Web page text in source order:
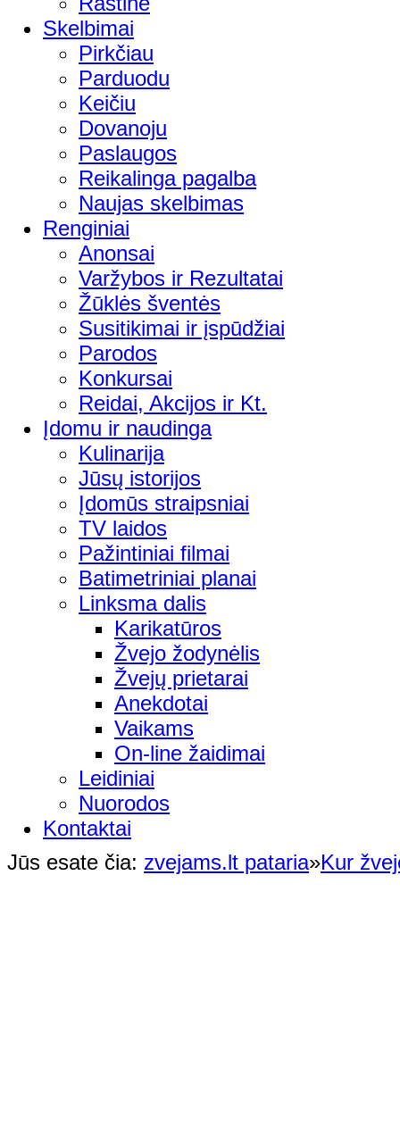
Skelbimai
Pirkčiau
Parduodu
Keičiu
Dovanoju
Paslaugos
Reikalinga pagalba
Naujas skelbimas
Renginiai
Anonsai
Varžybos ir Rezultatai
Žūklės šventės
Susitikimai ir įspūdžiai
Parodos
Konkursai
Reidai, Akcijos ir Kt.
Įdomu ir naudinga
Kulinarija
Jūsų istorijos
Įdomūs straipsniai
TV laidos
Pažintiniai filmai
Batimetriniai planai
Linksma dalis
Karikatūros
Žvejo žodynėlis
Žvejų prietarai
Anekdotai
Vaikams
On-line žaidimai
Leidiniai
Nuorodos
Kontaktai
Jūs esate čia: zvejams.lt pataria»Kur